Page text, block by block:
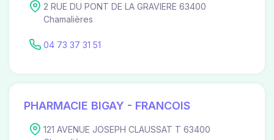
2 RUE DU PONT DE LA GRAVIERE 63400
Chamalières
04 73 37 31 51
PHARMACIE BIGAY - FRANCOIS
121 AVENUE JOSEPH CLAUSSAT T 63400